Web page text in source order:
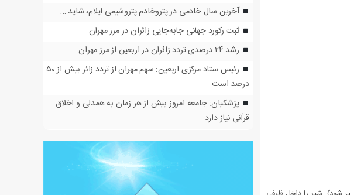
آخرین سال خادمی در پتروخادم پتروشیمی ایلام، شاید …
ثبت رکورد جهانی جابه‌جایی زائران در مرز مهران
رشد ۲۴ درصدی تردد زائران در اربعین از مرز مهران
رئیس ستاد مرکزی اربعین: سهم مهران از تردد زائر بیش از ۵۰
درصد است
پزشکیان: جامعه امروز بیش از هر زمان به همدلی و اخلاق
قرآنی نیاز دارد